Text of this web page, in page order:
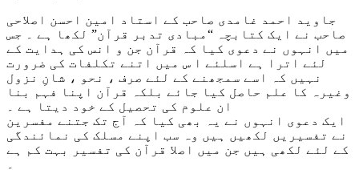
جاوید احمد غامدی صاحب کے استاد امین احسن اصلاحی
صاحب نے ایک کتابچہ “مبادی تدبر قرآن” لکھا ہے ۔ جس
میں انہوں نے دعوی کیا کہ قرآن جن و انس کی ہدایت کے
لئے اترا ہے اسلئے ا س میں اتنے تکلفات کی ضرورت
نہیں کہ اسے سمجھنے کے لئے صرف ، نحو ، شانِ نزول
وغیرہ کا علم حاصل کیا جائے بلکہ قرآن اپنا فہم بنا
ان علوم کی تحصیل کے خود دیتا ہے ۔
ایک دعوی انہوں نے یہ بھی کیا کہ آج تک جتنے مفسرین
نے تفسیریں لکھیں ہیں وہ سب اپنے مسلک کی نمائندگی
کے لئے لکھی ہیں جن میں اصلا قرآن کی تفسیر بہت کم ہے